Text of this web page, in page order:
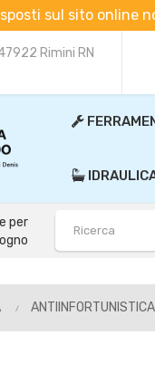
sul sito online
Rimini RN
per